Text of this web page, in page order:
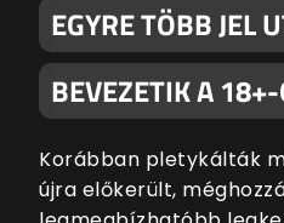
EGYRE TÖBB JEL
BEVEZETIK A
Korábban pletykálták
újra előkerült,